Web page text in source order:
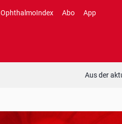
OphthalmoIndex Abo App
Aus der